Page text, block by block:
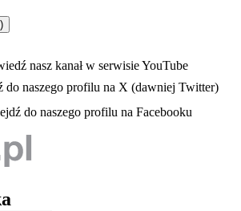
otwiera się w nowej karcie
nasz kanał w serwisie YouTube
nowej karcie
do naszego profilu na X (dawniej Twitter)
- otwiera się w nowej karcie
do naszego profilu na Facebooku